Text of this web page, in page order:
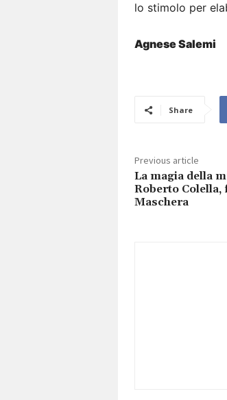
lo stimolo per
Agnese Salemi
Share
Previous article
La magia della
Roberto Colella,
Maschera